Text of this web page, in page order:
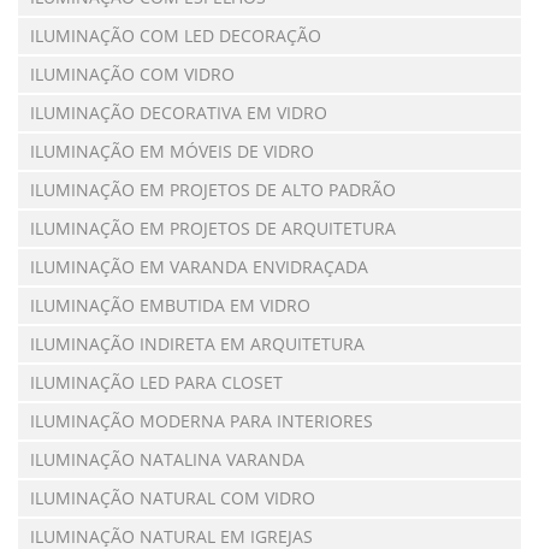
ILUMINAÇÃO COM LED DECORAÇÃO
ILUMINAÇÃO COM VIDRO
ILUMINAÇÃO DECORATIVA EM VIDRO
ILUMINAÇÃO EM MÓVEIS DE VIDRO
ILUMINAÇÃO EM PROJETOS DE ALTO PADRÃO
ILUMINAÇÃO EM PROJETOS DE ARQUITETURA
ILUMINAÇÃO EM VARANDA ENVIDRAÇADA
ILUMINAÇÃO EMBUTIDA EM VIDRO
ILUMINAÇÃO INDIRETA EM ARQUITETURA
ILUMINAÇÃO LED PARA CLOSET
ILUMINAÇÃO MODERNA PARA INTERIORES
ILUMINAÇÃO NATALINA VARANDA
ILUMINAÇÃO NATURAL COM VIDRO
ILUMINAÇÃO NATURAL EM IGREJAS